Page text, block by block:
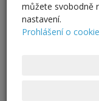
můžete svobodně
nastavení.
Prohlášení o